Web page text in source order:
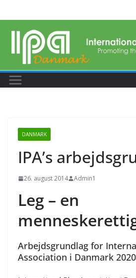
to
content
DANMARK
IPA’s
26. august 2014 Admin1
Leg – en
Arbejdsgrundlag for
Association i Danmark 2020